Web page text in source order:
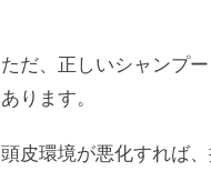
ただ、正しいシャンプ
あります。
頭皮環境が悪化すれば